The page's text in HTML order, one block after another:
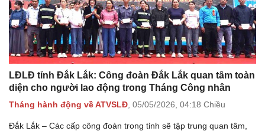
LĐLĐ tỉnh Đắk Lắk: Công đoàn Đắk Lắk quan tâm toàn
diện cho người lao động trong Tháng Công nhân
Tháng hành động về ATVSLĐ 05/05/2026, 04:18 Chiều
Đắk Lắk – Các cấp công đoàn trong tỉnh sẽ tập trung quan tâm,